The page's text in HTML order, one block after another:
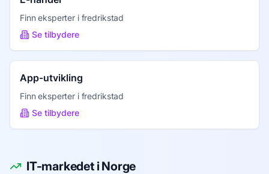
Finn eksperter i fredrikstad
Se tilbydere
App-utvikling
Finn eksperter i fredrikstad
Se tilbydere
IT-markedet i Norge